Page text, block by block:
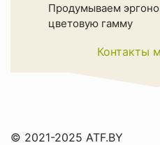
Продумываем
цветовую гамму
Контакты
© 2021-2025 ATF.BY